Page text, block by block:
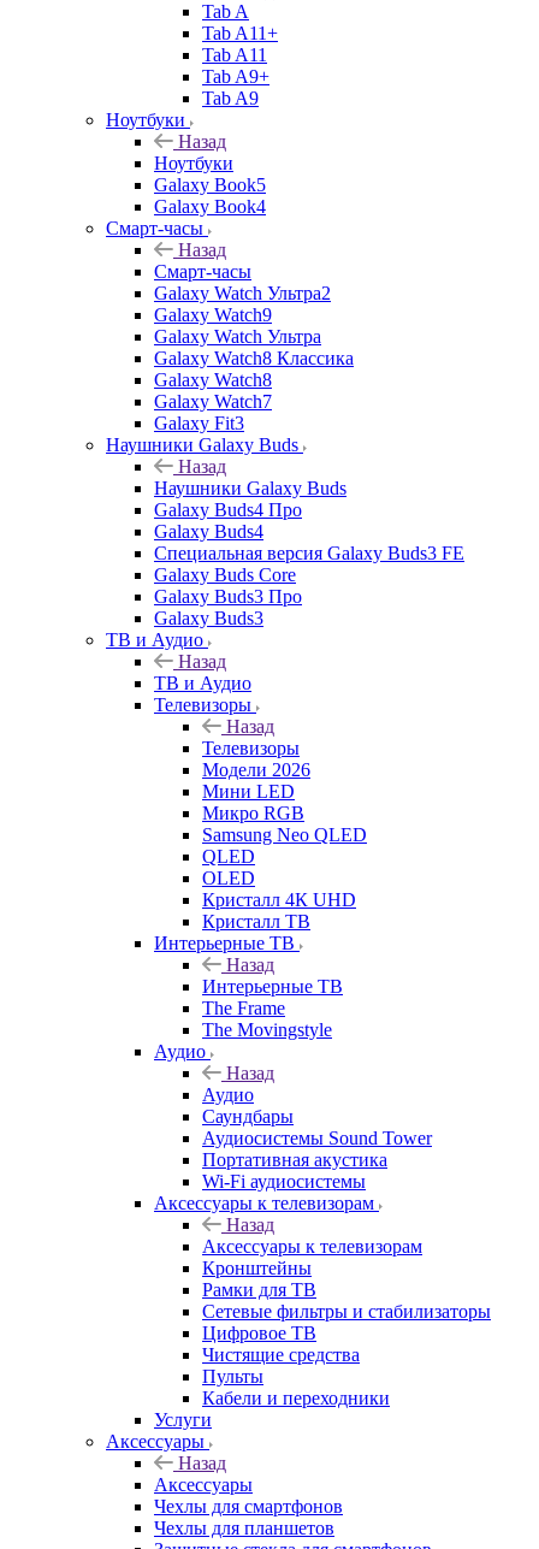
Tab A
Tab A11+
Tab A11
Tab A9+
Tab A9
Ноутбуки
Назад
Ноутбуки
Galaxy Book5
Galaxy Book4
Смарт-часы
Назад
Смарт-часы
Galaxy Watch Ультра2
Galaxy Watch9
Galaxy Watch Ультра
Galaxy Watch8 Классика
Galaxy Watch8
Galaxy Watch7
Galaxy Fit3
Наушники Galaxy Buds
Назад
Наушники Galaxy Buds
Galaxy Buds4 Про
Galaxy Buds4
Специальная версия Galaxy Buds3 FE
Galaxy Buds Core
Galaxy Buds3 Про
Galaxy Buds3
ТВ и Аудио
Назад
ТВ и Аудио
Телевизоры
Назад
Телевизоры
Модели 2026
Мини LED
Микро RGB
Samsung Neo QLED
QLED
OLED
Кристалл 4К UHD
Кристалл ТВ
Интерьерные ТВ
Назад
Интерьерные ТВ
The Frame
The Movingstyle
Аудио
Назад
Аудио
Саундбары
Аудиосистемы Sound Tower
Портативная акустика
Wi-Fi аудиосистемы
Аксессуары к телевизорам
Назад
Аксессуары к телевизорам
Кронштейны
Рамки для ТВ
Сетевые фильтры и стабилизаторы
Цифровое ТВ
Чистящие средства
Пульты
Кабели и переходники
Услуги
Аксессуары
Назад
Аксессуары
Чехлы для смартфонов
Чехлы для планшетов